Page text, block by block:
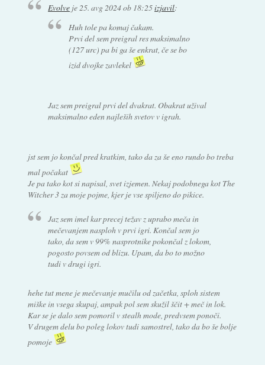
Evolve je 25. avg 2024 ob 18:25izjavil:
Huh tole pa komaj čakam.
Prvi del sem preigral res maksimalno
(127 urc) pa bi ga še enkrat, če se bo
izid dvojke zavlekel
Jaz sem preigral prvi del dvakrat. Obakrat užival
maksimalno eden najleših svetov v igrah.
jst sem jo končal pred kratkim, tako da za še eno rundo bo treba
mal počakat
Je pa tako kot si napisal, svet izjemen. Nekaj podobnega kot The
Witcher 3 za moje pojme, kjer je vse spiljeno do pikice.
Jaz sem imel kar precej težav z uprabo meča in
mečevanjem nasploh v prvi igri. Končal sem jo
tako, da sem v 99% nasprotnike pokončal z lokom,
pogosto povsem od blizu. Upam, da bo to možno
tudi v drugi igri.
hehe tut mene je mečevanje mučilu od začetka, sploh sistem
miške in vsega skupaj, ampak pol sem skužil ščit + meč in lok.
Kar se je dalo sem pomoril v stealh mode, predvsem ponoči.
V drugem delu bo poleg lokov tudi samostrel, tako da bo še bolje
pomoje